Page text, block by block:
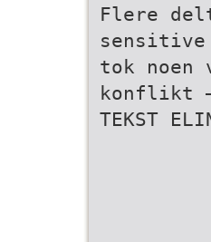
Flere
sensitive
tok noen
konflikt
TEKST